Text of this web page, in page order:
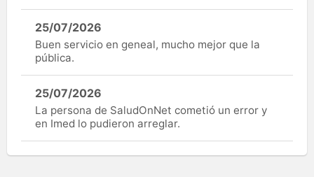
25/07/2026
Buen servicio en geneal, mucho mejor que la
pública.
25/07/2026
La persona de SaludOnNet cometió un error y
en Imed lo pudieron arreglar.